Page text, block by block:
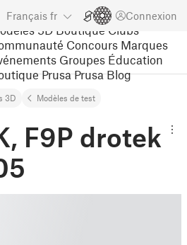
Français fr Connexion
3D Boutique Clubs
Concours Marques
Groupes Éducation
PrusaPrusa Blog
3D Modèles de test
F9P drotek